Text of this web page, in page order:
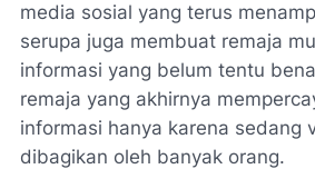
media sosial yang terus
serupa juga membuat remaja
informasi yang belum tentu
remaja yang akhirnya
informasi hanya karena sedang
dibagikan oleh banyak orang.